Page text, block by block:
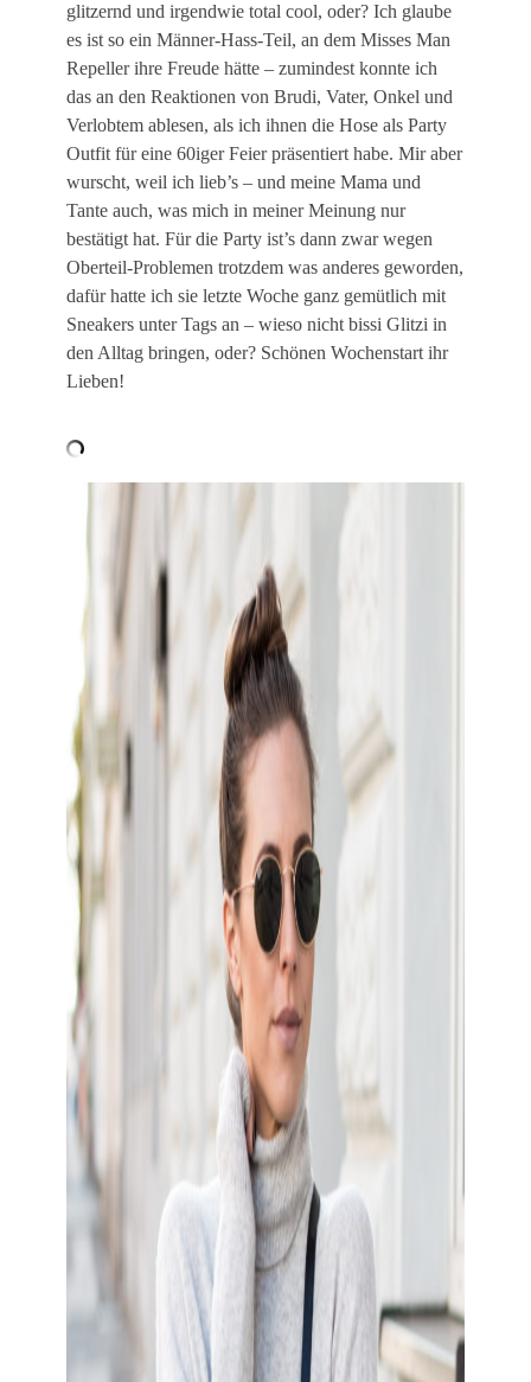
glitzernd und irgendwie total cool, oder? Ich glaube
es ist so ein Männer-Hass-Teil, an dem Misses Man
Repeller ihre Freude hätte – zumindest konnte ich
das an den Reaktionen von Brudi, Vater, Onkel und
Verlobtem ablesen, als ich ihnen die Hose als Party
Outfit für eine 60iger Feier präsentiert habe. Mir aber
wurscht, weil ich lieb’s – und meine Mama und
Tante auch, was mich in meiner Meinung nur
bestätigt hat. Für die Party ist’s dann zwar wegen
Oberteil-Problemen trotzdem was anderes geworden,
dafür hatte ich sie letzte Woche ganz gemütlich mit
Sneakers unter Tags an – wieso nicht bissi Glitzi in
den Alltag bringen, oder? Schönen Wochenstart ihr
Lieben!